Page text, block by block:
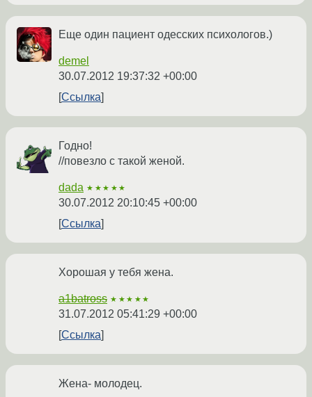
Еще один пациент одесских психологов.)
demel
30.07.2012 19:37:32 +00:00
Ссылка
Годно!
//повезло с такой женой.
dada ★★★★★
30.07.2012 20:10:45 +00:00
Ссылка
Хорошая у тебя жена.
a1batross ★★★★★
31.07.2012 05:41:29 +00:00
Ссылка
Жена- молодец.